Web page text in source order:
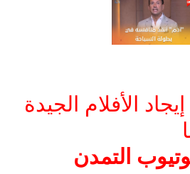
الأفلام الجيدة
التمدن